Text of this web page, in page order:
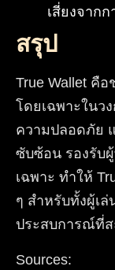
เสี่ยงจาก
สรุป
True Wallet คื
โดยเฉพาะในว
ความปลอดภัย
ซับซ้อน รองรับ
เฉพาะ ทำให้
ๆ สำหรับทั้งผู้เ
ประสบการณ์ที่
Sources: